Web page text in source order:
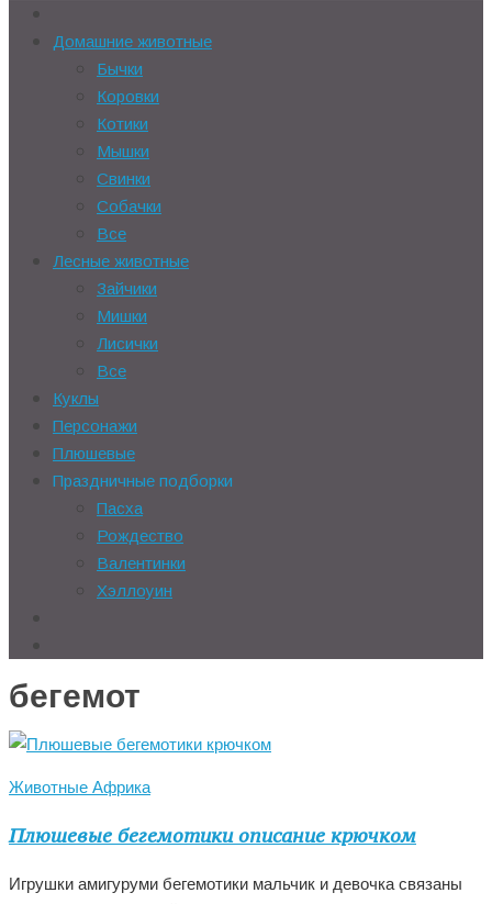
Домашние животные
Бычки
Коровки
Котики
Мышки
Свинки
Собачки
Все
Лесные животные
Зайчики
Мишки
Лисички
Все
Куклы
Персонажи
Плюшевые
Праздничные подборки
Пасха
Рождество
Валентинки
Хэллоуин
бегемот
Животные Африка
Плюшевые бегемотики описание крючком
Игрушки амигуруми бегемотики мальчик и девочка связаны